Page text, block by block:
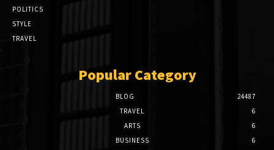
POLITICS
STYLE
TRAVEL
Popular Category
BLOG
24487
TRAVEL
6
ARTS
6
BUSINESS
6